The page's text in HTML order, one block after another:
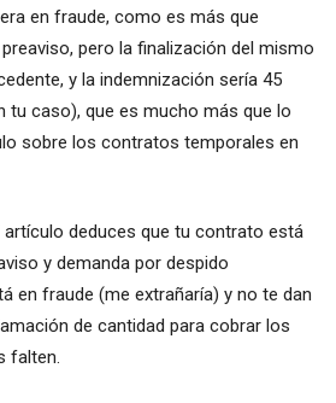
en fraude, como es más que
pero la finalización del mismo
y la indemnización sería 45
tu caso), que es mucho más que lo
sobre los contratos temporales en
deduces que tu contrato está
y demanda por despido
en fraude (me extrañaría) y no te dan
de cantidad para cobrar los
falten.